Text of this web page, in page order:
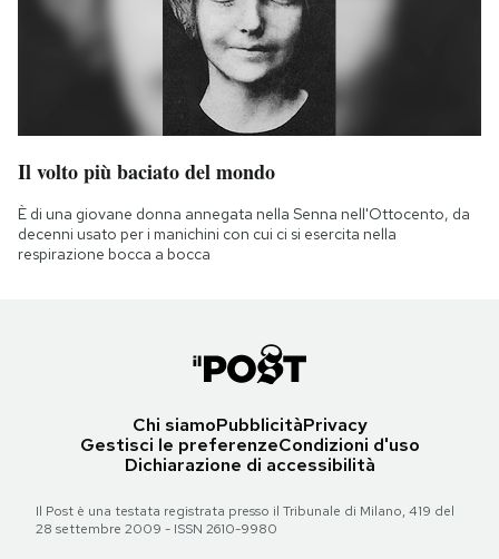
Il volto più baciato del mondo
È di una giovane donna annegata nella Senna nell'Ottocento, da
decenni usato per i manichini con cui ci si esercita nella
respirazione bocca a bocca
Chi siamoPubblicitàPrivacy
Gestisci le preferenzeCondizioni d'uso
Dichiarazione di accessibilità
Il Post è una testata registrata presso il Tribunale di Milano, 419 del
28 settembre 2009 - ISSN 2610-9980